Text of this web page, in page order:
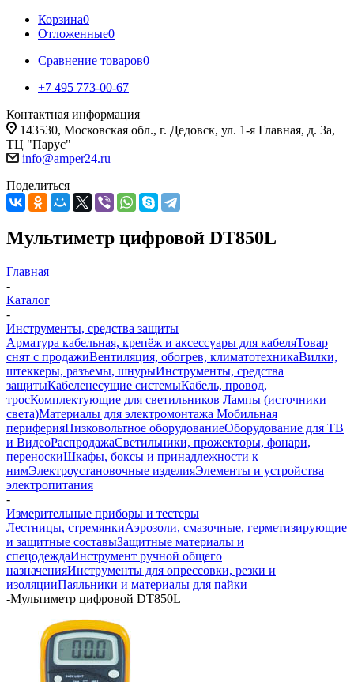
Корзина0
Отложенные0
Сравнение товаров0
+7 495 773-00-67
Контактная информация
143530, Московская обл., г. Дедовск, ул. 1-я Главная, д. 3а,
ТЦ "Парус"
info@amper24.ru
Поделиться
Мультиметр цифровой DT850L
Главная
-
Каталог
-
Инструменты, средства защиты
Арматура кабельная, крепёж и аксессуары для кабеляТовар
снят с продажиВентиляция, обогрев, климатотехникаВилки,
штеккеры, разъемы, шнурыИнструменты, средства
защитыКабеленесущие системыКабель, провод,
тросКомплектующие для светильников Лампы (источники
света)Материалы для электромонтажа Мобильная
периферияНизковольтное оборудованиеОборудование для ТВ
и ВидеоРаспродажаСветильники, прожекторы, фонари,
переноскиШкафы, боксы и принадлежности к
нимЭлектроустановочные изделияЭлементы и устройства
электропитания
-
Измерительные приборы и тестеры
Лестницы, стремянкиАэрозоли, смазочные, герметизирующие
и защитные составыЗащитные материалы и
спецодеждаИнструмент ручной общего
назначенияИнструменты для опрессовки, резки и
изоляцииПаяльники и материалы для пайки
-Мультиметр цифровой DT850L